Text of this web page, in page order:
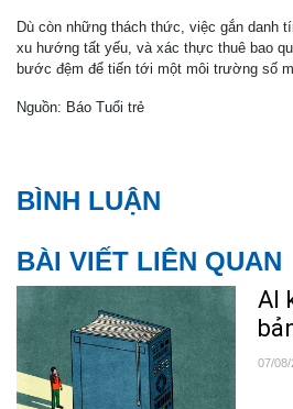
Dù còn những thách thức, việc gắn danh
xu hướng tất yếu, và xác thực thuê bao
bước đệm để tiến tới một môi trường số
Nguồn: Báo Tuổi trẻ
BÌNH LUẬN
BÀI VIẾT LIÊN QUAN
AI
07/08/